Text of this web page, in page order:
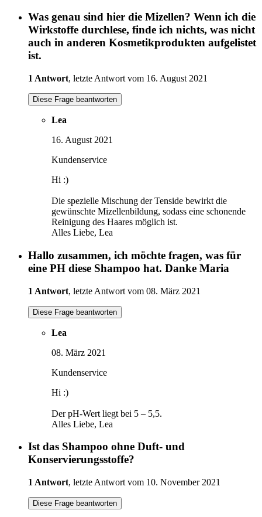
Was genau sind hier die Mizellen? Wenn ich die
Wirkstoffe durchlese, finde ich nichts, was nicht
auch in anderen Kosmetikprodukten aufgelistet
ist.
1 Antwort, letzte Antwort vom 16. August 2021
Diese Frage beantworten
Lea
16. August 2021
Kundenservice
Hi :)
Die spezielle Mischung der Tenside bewirkt die
gewünschte Mizellenbildung, sodass eine schonende
Reinigung des Haares möglich ist.
Alles Liebe, Lea
Hallo zusammen, ich möchte fragen, was für
eine PH diese Shampoo hat. Danke Maria
1 Antwort, letzte Antwort vom 08. März 2021
Diese Frage beantworten
Lea
08. März 2021
Kundenservice
Hi :)
Der pH-Wert liegt bei 5 – 5,5.
Alles Liebe, Lea
Ist das Shampoo ohne Duft- und
Konservierungsstoffe?
1 Antwort, letzte Antwort vom 10. November 2021
Diese Frage beantworten